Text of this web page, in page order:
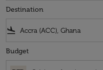
Destination
flight_land
Budget